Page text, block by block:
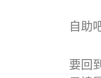
自助
要回